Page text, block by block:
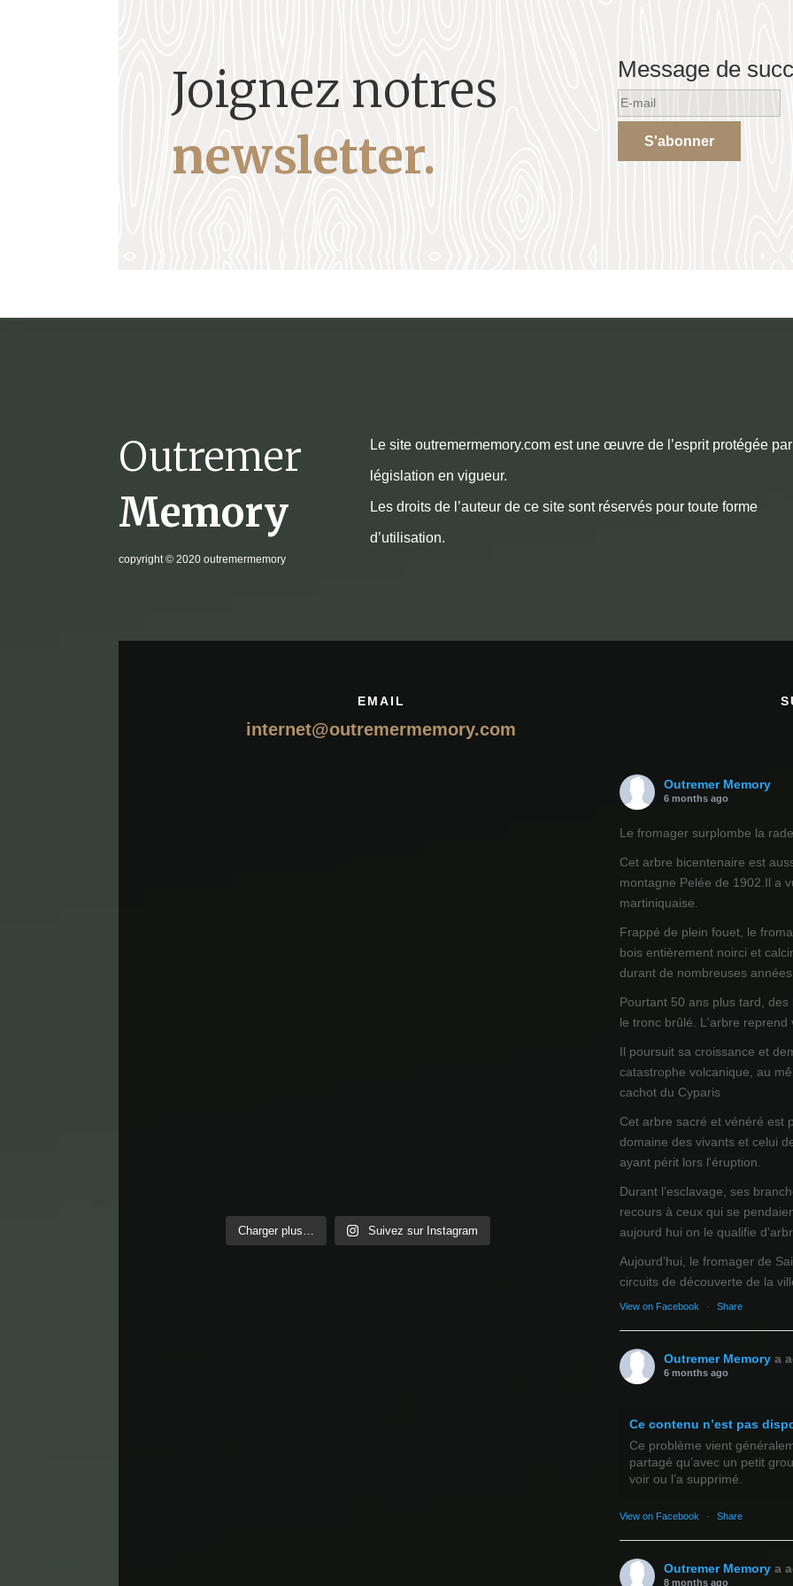
Joignez notres
newsletter.
Message de
S'abonner
Outremer
Memory
copyright© 2020 outremermemory
Le site outremermemory.com est une œuvre de l’esprit protégée
législation en vigueur.
Les droits de l’auteur de ce site sont réservés pour toute forme
d’utilisation.
EMAIL
internet@outremermemory.com
Charger plus… Suivez sur Instagram
Outremer Memory
6 months ago
Le fromager surplombe la
Cet arbre bicentenaire est
montagne Pelée de 1902.Il a
martiniquaise.
Frappé de plein fouet, le
bois entièrement noirci et
durant de nombreuses
Pourtant 50 ans plus tard,
le tronc brûlé. L'arbre
Il poursuit sa croissance et
catastrophe volcanique, au
cachot du Cyparis
Cet arbre sacré et vénéré est
domaine des vivants et celui
ayant périt lors l'éruption.
Durant l’esclavage, ses
recours à ceux qui se
aujourd hui on le qualifie
Aujourd’hui, le fromager de
circuits de découverte de la
View on Facebook · Share
Outremer Memory a
6 months ago
Ce contenu n’est pas
Ce problème vient
partagé qu’avec un petit
voir ou l’a supprimé.
View on Facebook · Share
Outremer Memory a
8 months ago